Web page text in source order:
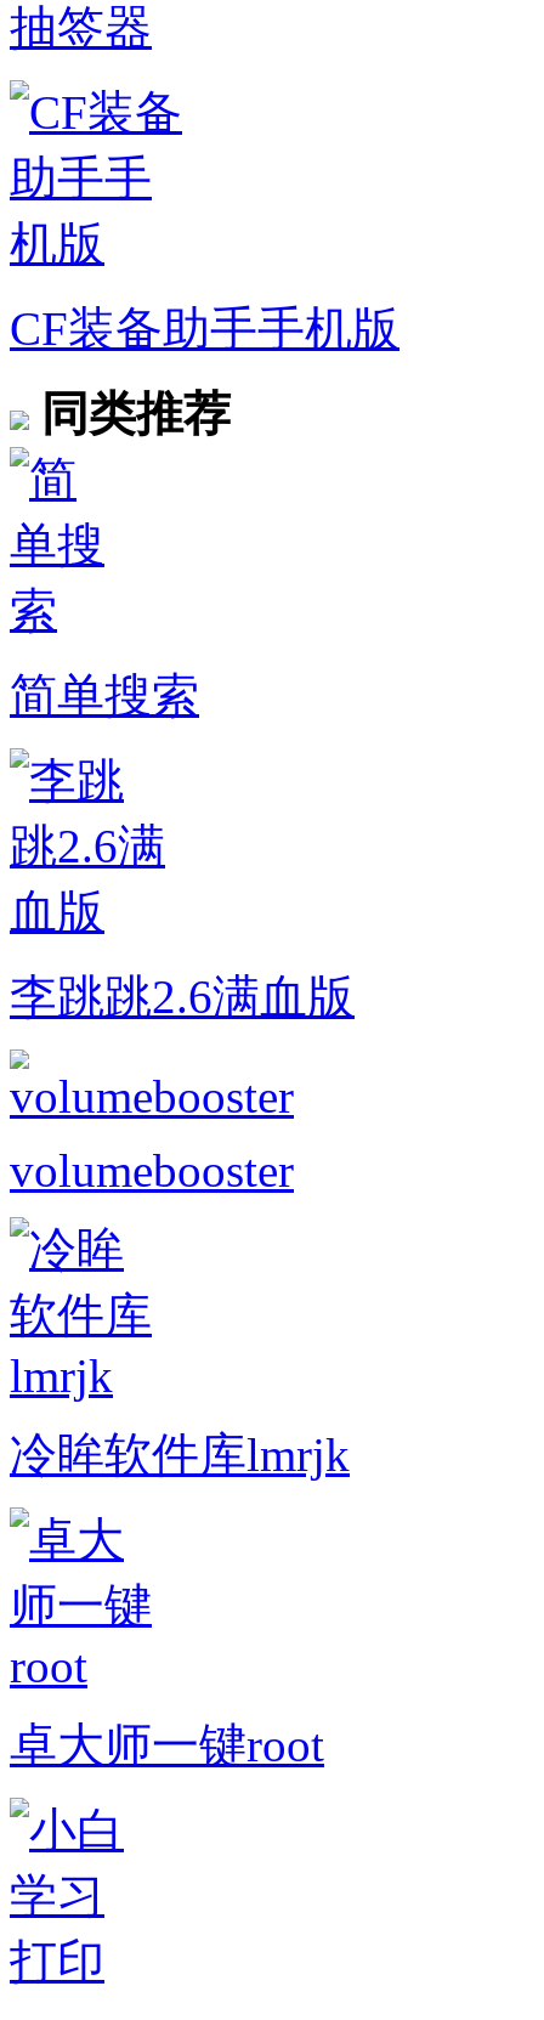
抽签器
CF装备助手手机版
同类推荐
简单搜索
李跳跳2.6满血版
volumebooster
冷眸软件库lmrjk
卓大师一键root